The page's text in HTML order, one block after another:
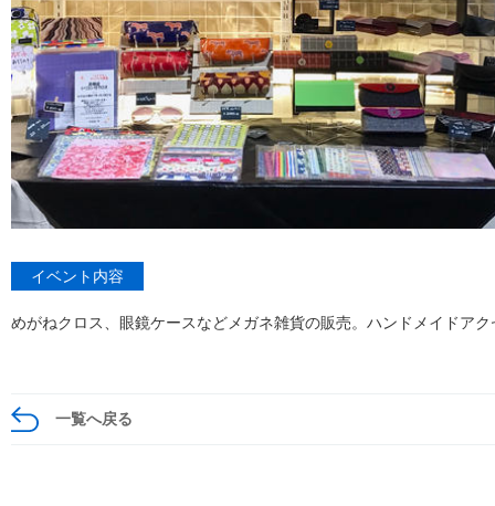
イベント内容
めがねクロス、眼鏡ケースなどメガネ雑貨の販売。ハンドメイドア
一覧へ戻る